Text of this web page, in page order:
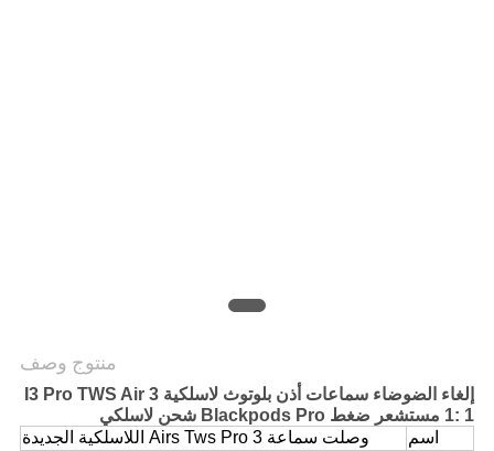
منتوج وصف
إلغاء الضوضاء سماعات أذن بلوتوث لاسلكية I3 Pro TWS Air 3
1: 1 مستشعر ضغط Blackpods Pro شحن لاسلكي
اسم
وصلت سماعة Airs Tws Pro 3 اللاسلكية الجديدة